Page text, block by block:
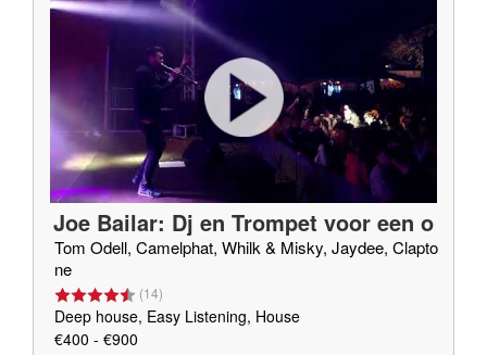
Joe Bailar: Dj en Trompet voor een o
nvergetelijk feest
Tom Odell, Camelphat, Whilk & Misky, Jaydee, Clapto
ne
(14)
Deep house, Easy Listening, House
€400 - €900